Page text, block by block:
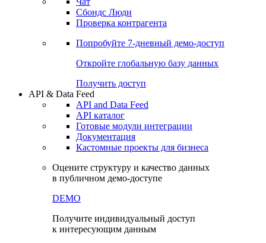
Сбондс Люди
Проверка контрагента
Попробуйте 7-дневный демо-доступ
Откройте глобальную базу данных
Получить доступ
API & Data Feed
API and Data Feed
API каталог
Готовые модули интеграции
Документация
Кастомные проекты для бизнеса
Оцените структуру и качество данных
в публичном демо-доступе
DEMO
Получите индивидуальный доступ
к интересующим данным